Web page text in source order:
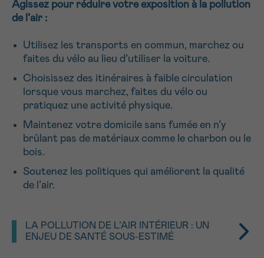
Agissez pour réduire votre exposition à la pollution
de l’air :
Utilisez les transports en commun, marchez ou
faites du vélo au lieu d’utiliser la voiture.
Choisissez des itinéraires à faible circulation
lorsque vous marchez, faites du vélo ou
pratiquez une activité physique.
Maintenez votre domicile sans fumée en n’y
brûlant pas de matériaux comme le charbon ou le
bois.
Soutenez les politiques qui améliorent la qualité
de l’air.
LA POLLUTION DE L’AIR INTÉRIEUR : UN
ENJEU DE SANTÉ SOUS-ESTIMÉ
*CHAMP OBLIGATOIRE
Envoyer